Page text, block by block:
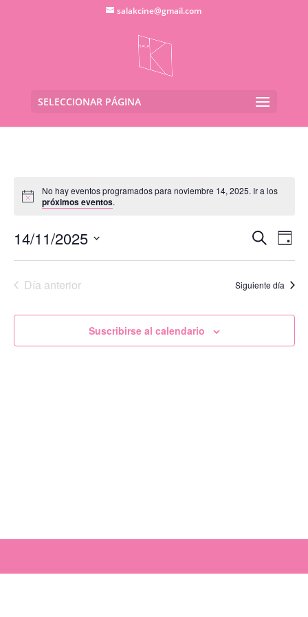
salakcine@gmail.com
SELECCIONAR PÁGINA
No hay eventos programados para noviembre 14, 2025. Ir a los
próximos eventos.
de
y
Buscar
de
de
Día
14/11/2025
Día anterior Siguiente día
Suscribirse al calendario